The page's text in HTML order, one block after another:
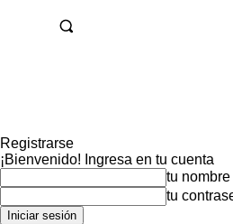
Registrarse
¡Bienvenido! Ingresa en tu cuenta
tu
tu